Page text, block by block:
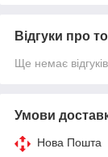
Відгуки про
Ще немає
Умови
Нова Пошта